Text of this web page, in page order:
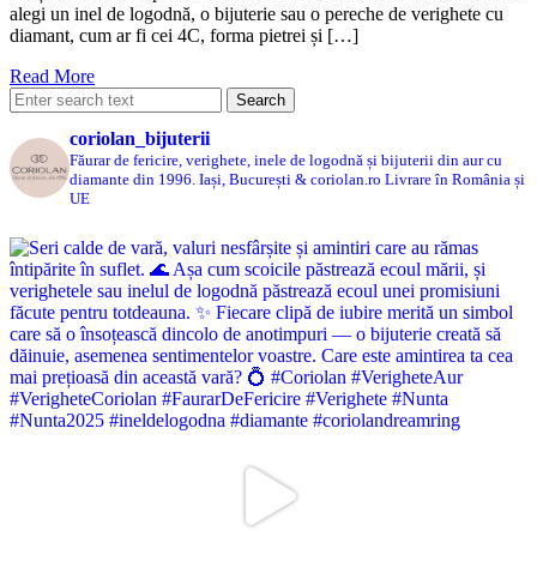
alegi un inel de logodnă, o bijuterie sau o pereche de verighete cu
diamant, cum ar fi cei 4C, forma pietrei și […]
Read More
coriolan_bijuterii
Făurar de fericire, verighete, inele de logodnă și bijuterii din aur cu
diamante din 1996. Iași, București & coriolan.ro Livrare în România și
UE